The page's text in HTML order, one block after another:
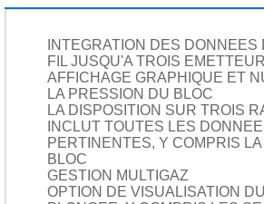
INTEGRATION DES
FIL JUSQU'A TROIS
AFFICHAGE GRAPHIQUE ET
LA PRESSION DU BLOC
LA DISPOSITION SUR TROIS
INCLUT TOUTES LES
PERTINENTES, Y COMPRIS
BLOC
GESTION MULTIGAZ
OPTION DE VISUALISATION